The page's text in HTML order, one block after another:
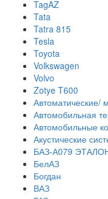
TagAZ
Tata
Tatra 815
Tesla
Toyota
Volkswagen
Volvo
Zotye T600
Автоматические/
Автомобильная
Автомобильные
Акустические
БАЗ-А079
БелАЗ
Богдан
ВАЗ